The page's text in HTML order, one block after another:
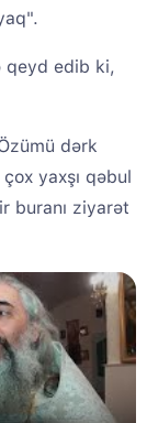
qeyd edib ki,
dərk
yaxşı qəbul
buranı ziyarət